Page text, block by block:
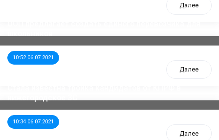
Далее
10:52 06.07.2021
Далее
10:34 06.07.2021
Далее